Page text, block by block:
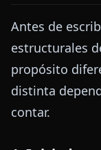
Antes de
estructurales
propósito
distinta
contar.